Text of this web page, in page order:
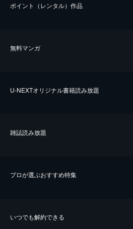
ポイント（レンタル）作品
無料マンガ
U-NEXTオリジナル書籍読み放題
雑誌読み放題
プロが選ぶおすすめ特集
いつでも解約できる